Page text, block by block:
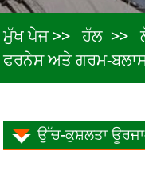
ਮੁੱਖ ਪੇਜ ਹੱਲ
ਫਰਨੇਸ ਅਤੇ ਗਰਮ-
ਉੱਚ-ਕੁਸ਼ਲਤਾ